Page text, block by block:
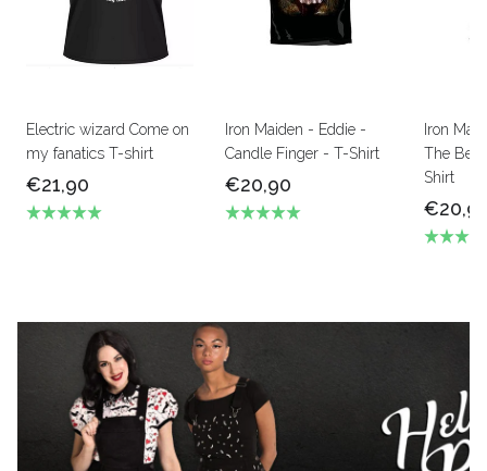
Electric wizard Come on
my fanatics T-shirt
€21,90
Iron Maiden - Eddie -
Candle Finger - T-Shirt
€20,90
Iron
The
Shirt